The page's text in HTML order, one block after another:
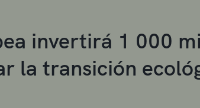
invertirá 1 000
la transición